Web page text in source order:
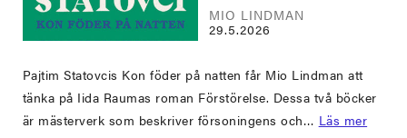
MIO LINDMAN
29.5.2026
Pajtim Statovcis Kon föder på natten får Mio Lindman att
tänka på Iida Raumas roman Förstörelse. Dessa två böcker
är mästerverk som beskriver försoningens och… Läs mer